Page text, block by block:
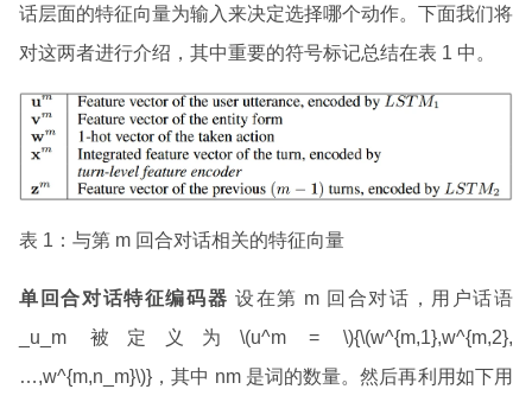
话层面的特征向量为输入来决定选择哪个动作。下面我们将
对这两者进行介绍，其中重要的符号标记总结在表 1 中。
表 1：与第 m 回合对话相关的特征向量
单回合对话特征编码器 设在第 m 回合对话，用户话语
_u_m 被定义为\(u^m = \){\(w^{m,1},w^{m,2},
…,w^{m,n_m}\)}，其中 nm 是词的数量。然后再利用如下用